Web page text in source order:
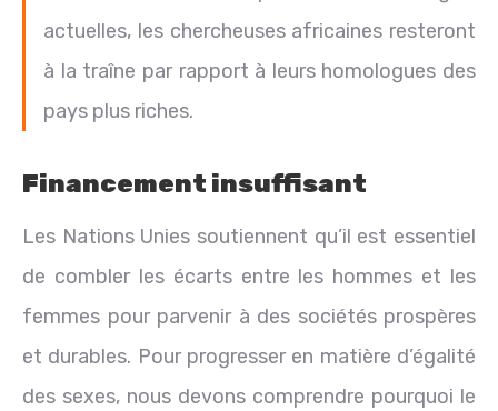
actuelles, les chercheuses africaines resteront
à la traîne par rapport à leurs homologues des
pays plus riches.
Financement insuffisant
Les Nations Unies soutiennent qu’il est essentiel
de combler les écarts entre les hommes et les
femmes pour parvenir à des sociétés prospères
et durables. Pour progresser en matière d’égalité
des sexes, nous devons comprendre pourquoi le